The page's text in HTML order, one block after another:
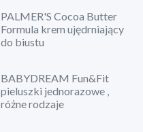
PALMER'S Cocoa Butter
Formula krem ujędrniający
do biustu
BABYDREAM Fun&Fit
pieluszki jednorazowe ,
różne rodzaje